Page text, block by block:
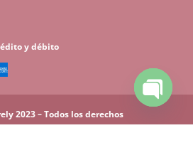
y débito
2023 – Todos los derechos
chaty